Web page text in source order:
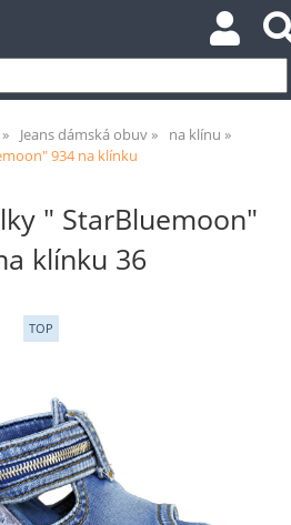
Jeans dámská obuv
na klínu
934 na klínku
" StarBluemoon"
klínku 36